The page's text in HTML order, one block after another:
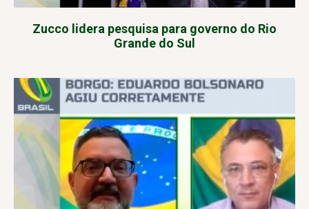
Zucco lidera pesquisa para governo do Rio
Grande do Sul